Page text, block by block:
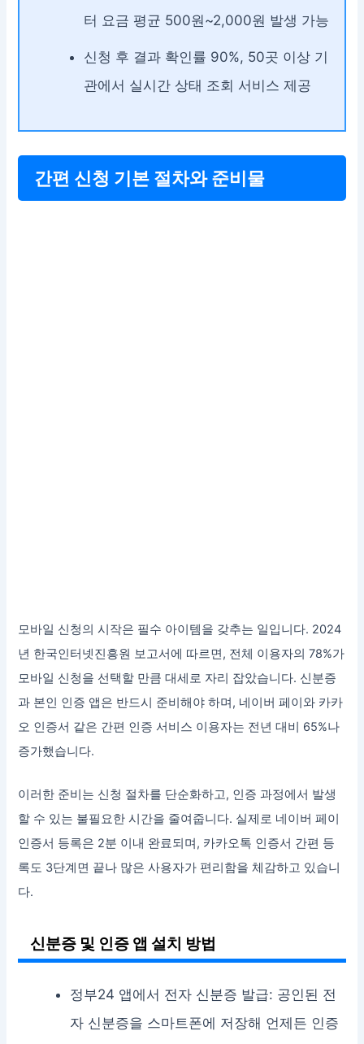
터 요금 평균 500원~2,000원 발생 가능
신청 후 결과 확인률 90%, 50곳 이상 기
관에서 실시간 상태 조회 서비스 제공
간편 신청 기본 절차와 준비물
모바일 신청의 시작은 필수 아이템을 갖추는 일입니다. 2024
년 한국인터넷진흥원 보고서에 따르면, 전체 이용자의 78%가
모바일 신청을 선택할 만큼 대세로 자리 잡았습니다. 신분증
과 본인 인증 앱은 반드시 준비해야 하며, 네이버 페이와 카카
오 인증서 같은 간편 인증 서비스 이용자는 전년 대비 65%나
증가했습니다.
이러한 준비는 신청 절차를 단순화하고, 인증 과정에서 발생
할 수 있는 불필요한 시간을 줄여줍니다. 실제로 네이버 페이
인증서 등록은 2분 이내 완료되며, 카카오톡 인증서 간편 등
록도 3단계면 끝나 많은 사용자가 편리함을 체감하고 있습니
다.
신분증 및 인증 앱 설치 방법
정부24 앱에서 전자 신분증 발급: 공인된 전
자 신분증을 스마트폰에 저장해 언제든 인증